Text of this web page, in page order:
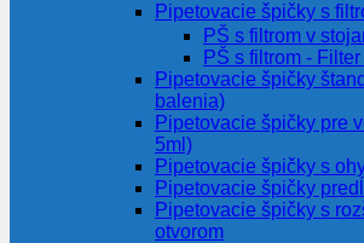
Pipetovacie špičky s
PŠ s filtrom v
PŠ s filtrom -
Pipetovacie špičky
balenia)
Pipetovacie špičky pre
5ml)
Pipetovacie špičky s
Pipetovacie špičky
Pipetovacie špičky s
otvorom